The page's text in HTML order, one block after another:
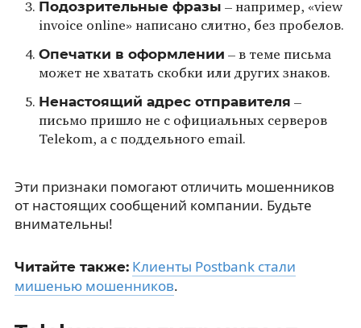
Подозрительные фразы – например, «view
invoice online» написано слитно, без пробелов.
Опечатки в оформлении – в теме письма
может не хватать скобки или других знаков.
Ненастоящий адрес отправителя –
письмо пришло не с официальных серверов
Telekom, а с поддельного email.
Эти признаки помогают отличить мошенников
от настоящих сообщений компании. Будьте
внимательны!
Читайте также: Клиенты Postbank стали
мишенью мошенников.